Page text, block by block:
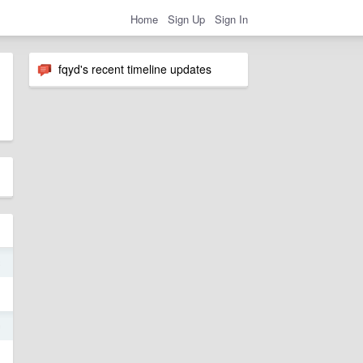
Home Sign Up Sign In
fqyd's recent timeline updates